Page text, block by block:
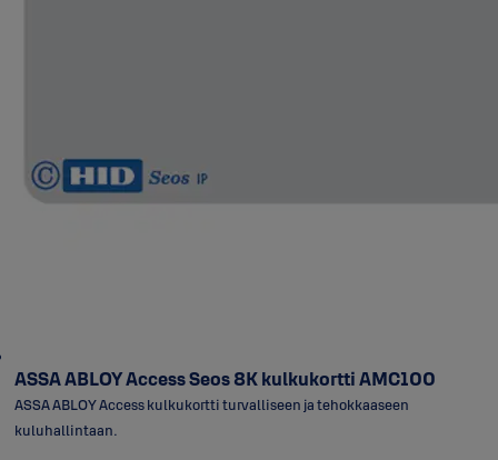
ASSA ABLOY Access Seos 8K kulkukortti AMC100
ASSA ABLOY Access kulkukortti turvalliseen ja tehokkaaseen
kuluhallintaan.